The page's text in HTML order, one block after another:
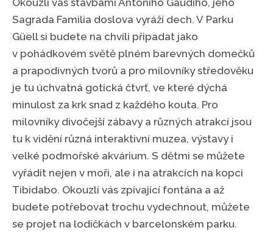
Okouzlí vás stavbami Antoniho Gaudího, jeho
Sagrada Familia doslova vyráží dech. V Parku
Güell si budete na chvíli připadat jako
v pohádkovém světě plném barevných domečků
a prapodivných tvorů a pro milovníky středověku
je tu úchvatná gotická čtvrť, ve které dýchá
minulost za krk snad z každého kouta. Pro
milovníky divočejší zábavy a různých atrakcí jsou
tu k vidění různá interaktivní muzea, výstavy i
velké podmořské akvárium. S dětmi se můžete
vyřádit nejen v moři, ale i na atrakcích na kopci
Tibidabo. Okouzlí vás zpívající fontána a až
budete potřebovat trochu vydechnout, můžete
se projet na lodičkách v barcelonském parku.